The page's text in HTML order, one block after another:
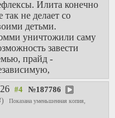
Илита конечно
так не делает со
детьми.
уничтожили саму
завести
прайд -
ячейку.
этому
статистику
№187786
)
Показана уменьшенная копия,